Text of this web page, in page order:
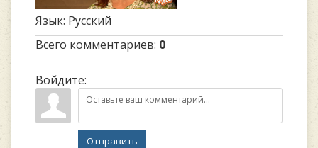
Язык: Русский
Всего комментариев: 0
Войдите:
Отправить